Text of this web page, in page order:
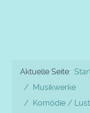
Aktuelle Seite:
Musikwerke
Komödie /